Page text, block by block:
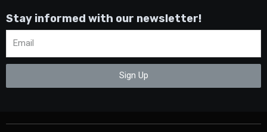
Stay informed with our newsletter!
Sign Up